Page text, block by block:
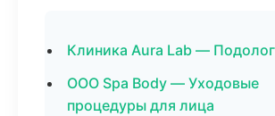
Клиника Aura Lab —
ООО Spa Body — Уходовые
процедуры для лица